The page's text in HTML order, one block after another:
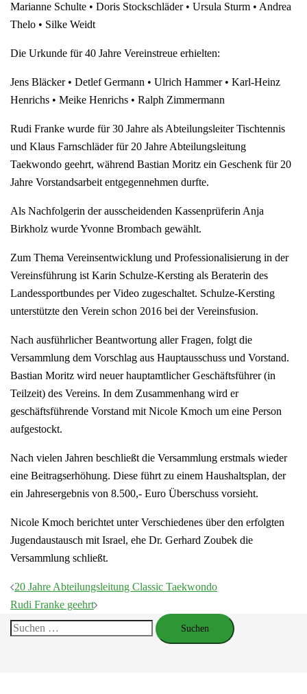
Marianne Schulte • Doris Stockschläder • Ursula Sturm • Andrea
Thelo • Silke Weidt
Die Urkunde für 40 Jahre Vereinstreue erhielten:
Jens Bläcker • Detlef Germann • Ulrich Hammer • Karl-Heinz
Henrichs • Meike Henrichs • Ralph Zimmermann
Rudi Franke wurde für 30 Jahre als Abteilungsleiter Tischtennis
und Klaus Farnschläder für 20 Jahre Abteilungsleitung
Taekwondo geehrt, während Bastian Moritz ein Geschenk für 20
Jahre Vorstandsarbeit entgegennehmen durfte.
Als Nachfolgerin der ausscheidenden Kassenprüferin Anja
Birkholz wurde Yvonne Brombach gewählt.
Zum Thema Vereinsentwicklung und Professionalisierung in der
Vereinsführung ist Karin Schulze-Kersting als Beraterin des
Landessportbundes per Video zugeschaltet. Schulze-Kersting
unterstützte den Verein schon 2016 bei der Vereinsfusion.
Nach ausführlicher Beantwortung aller Fragen, folgt die
Versammlung dem Vorschlag aus Hauptausschuss und Vorstand.
Bastian Moritz wird neuer hauptamtlicher Geschäftsführer (in
Teilzeit) des Vereins. In dem Zusammenhang wird er
geschäftsführende Vorstand mit Nicole Kmoch um eine Person
aufgestockt.
Nach vielen Jahren beschließt die Versammlung erstmals wieder
eine Beitragserhöhung. Diese führt zu einem Haushaltsplan, der
ein Jahresergebnis von 8.500,- Euro Überschuss vorsieht.
Nicole Kmoch berichtet unter Verschiedenes über den erfolgten
Jugendaustausch mit Israel, ehe Dr. Gerhard Zoubek die
Versammlung schließt.
Beitragsnavigation
20 Jahre Abteilungsleitung Classic Taekwondo
Rudi Franke geehrt
Suchen